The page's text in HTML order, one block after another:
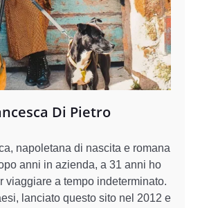
Di Pietro
napoletana di nascita e romana
anni in azienda, a 31 anni ho
viaggiare a tempo indeterminato.
lanciato questo sito nel 2012 e